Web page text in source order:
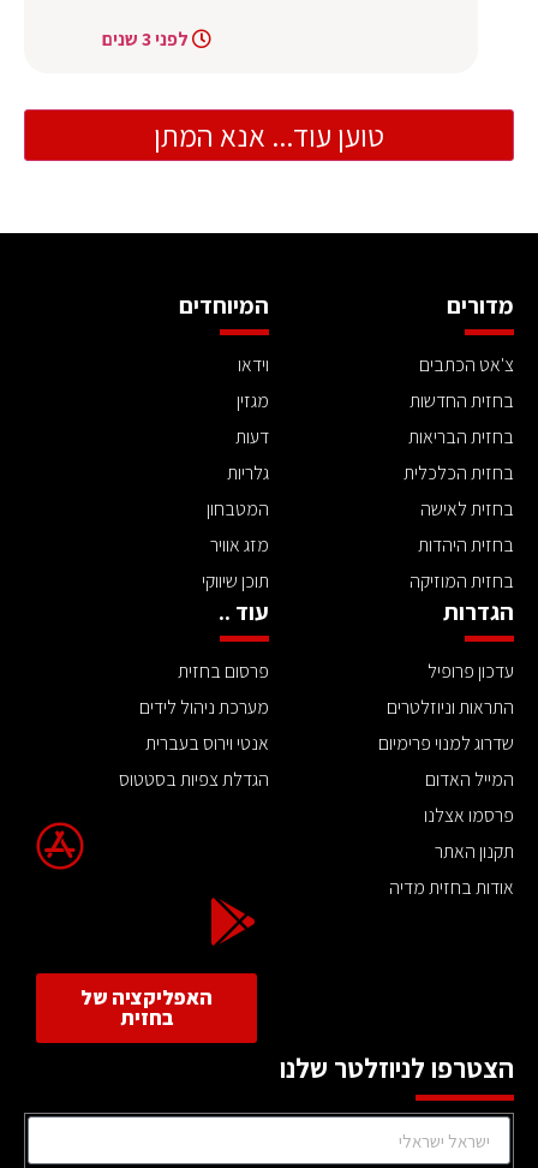
לפני 3 שנים
טוען עוד... אנא המתן
מדורים
צ'אט הכתבים
בחזית החדשות
בחזית הבריאות
בחזית הכלכלית
בחזית לאישה
בחזית היהדות
בחזית המוזיקה
המיוחדים
וידאו
מגזין
דעות
גלריות
המטבחון
מזג אוויר
תוכן שיווקי
הגדרות
עדכון פרופיל
התראות וניוזלטרים
שדרוג למנוי פרימיום
המייל האדום
פרסמו אצלנו
תקנון האתר
אודות בחזית מדיה
עוד ..
פרסום בחזית
מערכת ניהול לידים
אנטי וירוס בעברית
הגדלת צפיות בסטטוס
האפליקציה של
בחזית
הצטרפו לניוזלטר שלנו